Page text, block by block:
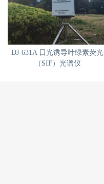
DJ-631A 日光诱导叶绿素荧光
（SIF）光谱仪